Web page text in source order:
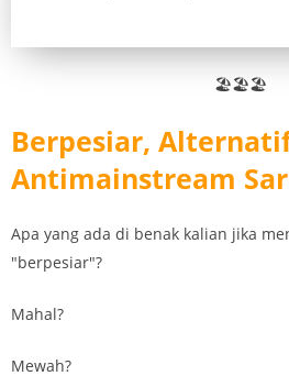
🏖🏖🏖
Berpesiar,
Antimainstream
Apa yang ada di benak kalian jika
"berpesiar"?
Mahal?
Mewah?